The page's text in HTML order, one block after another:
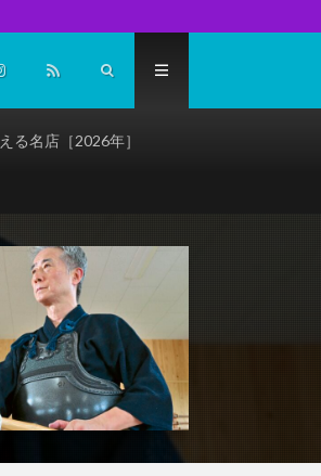
名店［2026年］